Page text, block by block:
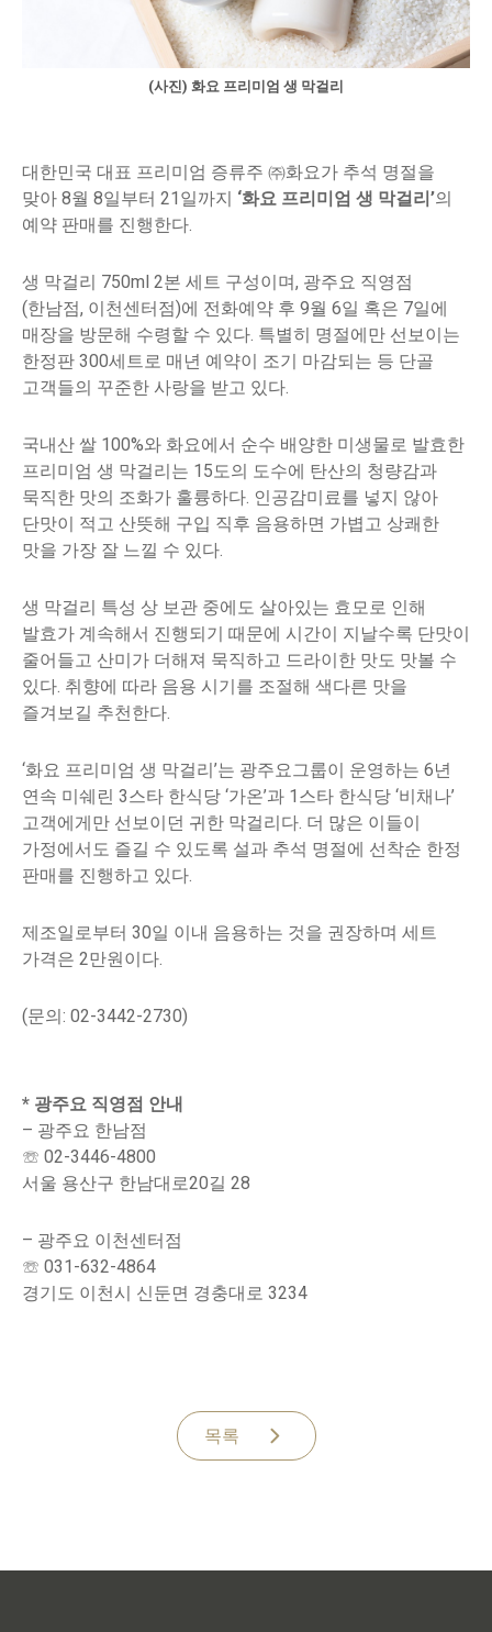
(사진) 화요 프리미엄 생 막걸리
대한민국 대표 프리미엄 증류주 ㈜화요가 추석 명절을
맞아 8월 8일부터 21일까지 ‘화요 프리미엄 생 막걸리’의
예약 판매를 진행한다.
생 막걸리 750ml 2본 세트 구성이며, 광주요 직영점
(한남점, 이천센터점)에 전화예약 후 9월 6일 혹은 7일에
매장을 방문해 수령할 수 있다. 특별히 명절에만 선보이는
한정판 300세트로 매년 예약이 조기 마감되는 등 단골
고객들의 꾸준한 사랑을 받고 있다.
국내산 쌀 100%와 화요에서 순수 배양한 미생물로 발효한
프리미엄 생 막걸리는 15도의 도수에 탄산의 청량감과
묵직한 맛의 조화가 훌륭하다. 인공감미료를 넣지 않아
단맛이 적고 산뜻해 구입 직후 음용하면 가볍고 상쾌한
맛을 가장 잘 느낄 수 있다.
생 막걸리 특성 상 보관 중에도 살아있는 효모로 인해
발효가 계속해서 진행되기 때문에 시간이 지날수록 단맛이
줄어들고 산미가 더해져 묵직하고 드라이한 맛도 맛볼 수
있다. 취향에 따라 음용 시기를 조절해 색다른 맛을
즐겨보길 추천한다.
‘화요 프리미엄 생 막걸리’는 광주요그룹이 운영하는 6년
연속 미쉐린 3스타 한식당 ‘가온’과 1스타 한식당 ‘비채나’
고객에게만 선보이던 귀한 막걸리다. 더 많은 이들이
가정에서도 즐길 수 있도록 설과 추석 명절에 선착순 한정
판매를 진행하고 있다.
제조일로부터 30일 이내 음용하는 것을 권장하며 세트
가격은 2만원이다.
(문의: 02-3442-2730)
* 광주요 직영점 안내
– 광주요 한남점
☏ 02-3446-4800
서울 용산구 한남대로20길 28
– 광주요 이천센터점
☏ 031-632-4864
경기도 이천시 신둔면 경충대로 3234
목록